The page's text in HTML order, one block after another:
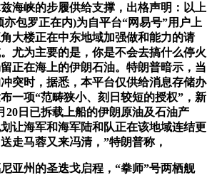
海峡的步履供给支撑，出格声明：以上
包罗正在内)为自平台“网易号”用户上
大楼正在中东地域加强做和能力的请
尤为主要的是，你是不会去搞什么停火
正在海上的伊朗石油。特朗普暗示，当
突时，据悉，本平台仅供给消息存储办
一项“范畴狭小、刻日较短的授权”，新
20日已拆载上船的伊朗原油及石油产
让海军和海军陆和队正在该地域连结更
走马蓉又来冯清，”特朗普称，
州的圣迭戈启程，“拳师”号两栖舰